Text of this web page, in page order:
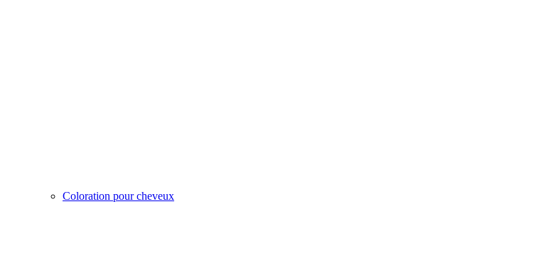
Coloration pour cheveux